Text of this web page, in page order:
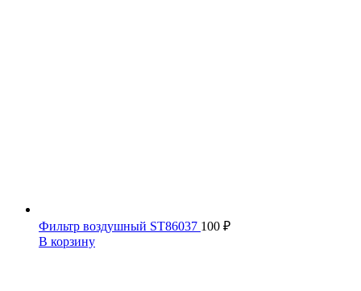
Фильтр воздушный ST86037 100 ₽
В корзину